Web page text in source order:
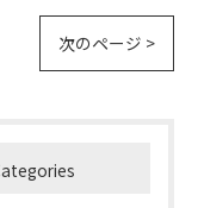
次のページ >